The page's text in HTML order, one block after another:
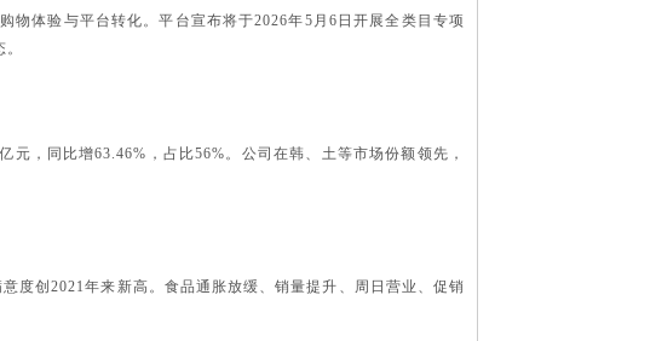
物体验与平台转化。平台宣布将于2026年5月6日开展全类目专项
，同比增63.46%，占比56%。公司在韩、土等市场份额领先，
度创2021年来新高。食品通胀放缓、销量提升、周日营业、促销